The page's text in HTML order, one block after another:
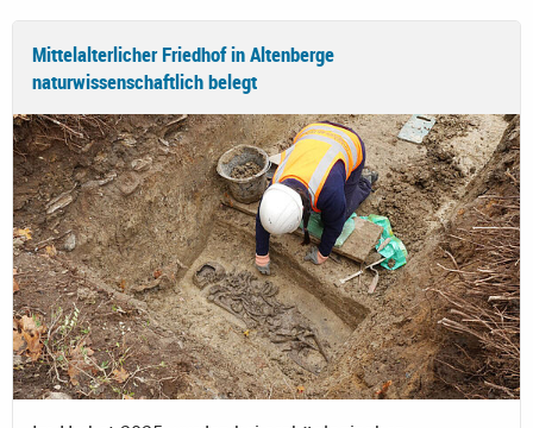
Mittelalterlicher Friedhof in Altenberge
naturwissenschaftlich belegt